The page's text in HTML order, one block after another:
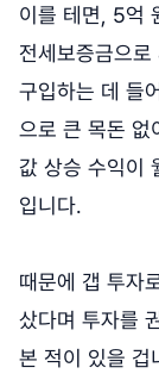
이를 테면, 5억
전세보증금으
구입하는 데 들
으로 큰 목돈 없
값 상승 수익이
입니다.
때문에 갭 투자
샀다며 투자를
본 적이 있을 겁